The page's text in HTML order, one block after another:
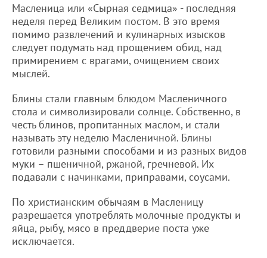
Масленица или «Сырная седмица» - последняя
неделя перед Великим постом. В это время
помимо развлечений и кулинарных изысков
следует подумать над прощением обид, над
примирением с врагами, очищением своих
мыслей.
Блины стали главным блюдом Масленичного
стола и символизировали солнце. Собственно, в
честь блинов, пропитанных маслом, и стали
называть эту неделю Масленичной. Блины
готовили разными способами и из разных видов
муки – пшеничной, ржаной, гречневой. Их
подавали с начинками, приправами, соусами.
По христианским обычаям в Масленицу
разрешается употреблять молочные продукты и
яйца, рыбу, мясо в преддверие поста уже
исключается.